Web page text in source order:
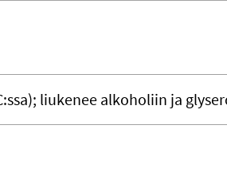
liukenee alkoholiin ja